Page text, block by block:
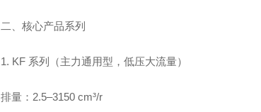
二、核心产品系列
1. KF 系列（主力通用型，低压大流量）
排量：2.5–3150 cm³/r